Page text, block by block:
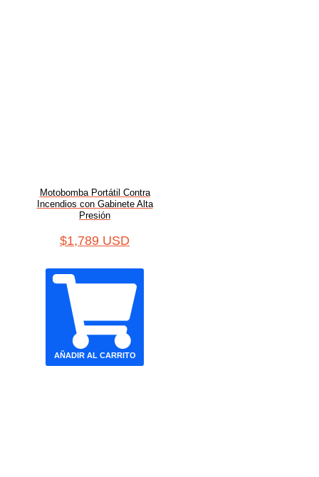
Motobomba Portátil Contra
Incendios con Gabinete Alta
Presión
$1,789 USD
AÑADIR AL CARRITO